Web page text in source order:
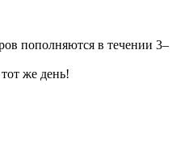
пополняются в течении 3–
же день!